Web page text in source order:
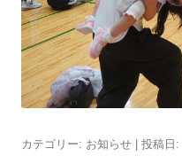
カテゴリー: お知らせ | 投稿日: